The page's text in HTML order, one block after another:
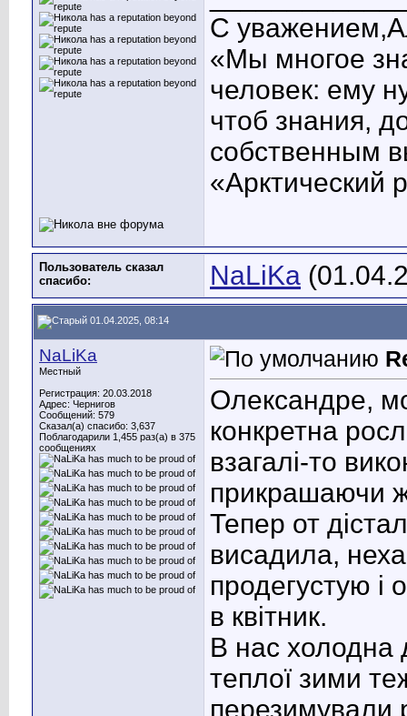
С
«Мы многое
человек: ему
чтоб знания,
собственным
«Арктический
Пользователь сказал
cпасибо:
NaLiKa
01.04.2025, 08:14
NaLiKa
Местный
Регистрация: 20.03.2018
Адрес: Чернигов
Сообщений: 579
Сказал(а) спасибо: 3,637
Поблагодарили 1,455 раз(а) в 375
сообщениях
Олександре,
конкретна
взагалі-то
прикрашаючи
Тепер от
висадила,
продегустую і
в квітник.
В нас холодна
теплої зими
перезимували